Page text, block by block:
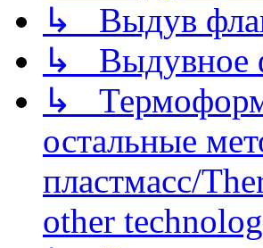
↳ Выдув
↳ Выдувное
↳
остальные
пластмасс/
other